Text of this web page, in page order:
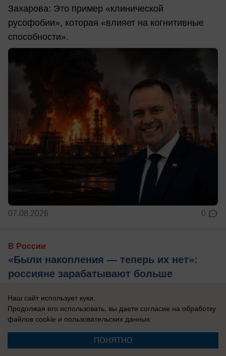
Захарова: Это пример «клинической
русофобии», которая «влияет на когнитивные
способности».
07.08.2026 0
В России
«Были накопления — теперь их нет»:
россияне зарабатывают больше
Bloomberg пишет, что в России не всё так плохо.
Наш сайт использует куки.
Продолжая его использовать, вы даете согласие на обработку
файлов cookie и пользовательских данных.
ПОНЯТНО